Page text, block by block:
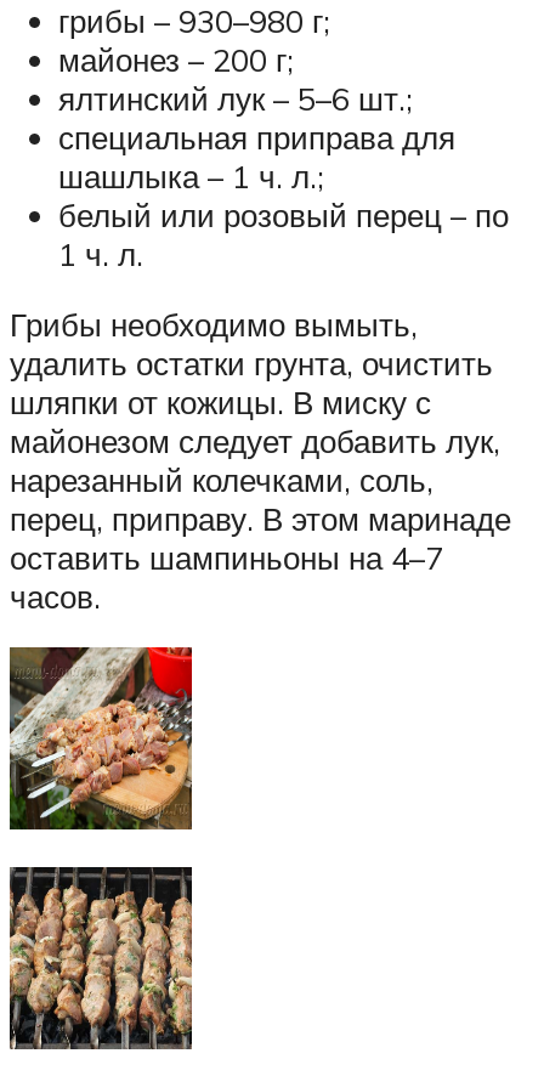
грибы – 930–980 г;
майонез – 200 г;
ялтинский лук – 5–6 шт.;
специальная приправа для
шашлыка – 1 ч. л.;
белый или розовый перец – по
1 ч. л.
Грибы необходимо вымыть,
удалить остатки грунта, очистить
шляпки от кожицы. В миску с
майонезом следует добавить лук,
нарезанный колечками, соль,
перец, приправу. В этом маринаде
оставить шампиньоны на 4–7
часов.